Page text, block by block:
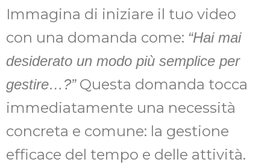
Immagina di iniziare il tuo video
con una domanda come: “Hai mai
desiderato un modo più semplice per
gestire…?”Questa domanda tocca
immediatamente una necessità
concreta e comune: la gestione
efficace del tempo e delle attività.